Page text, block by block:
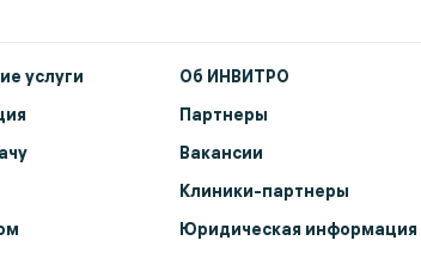
услуги
Об ИНВИТРО
Партнеры
Вакансии
Клиники-партнеры
Юридическая информация